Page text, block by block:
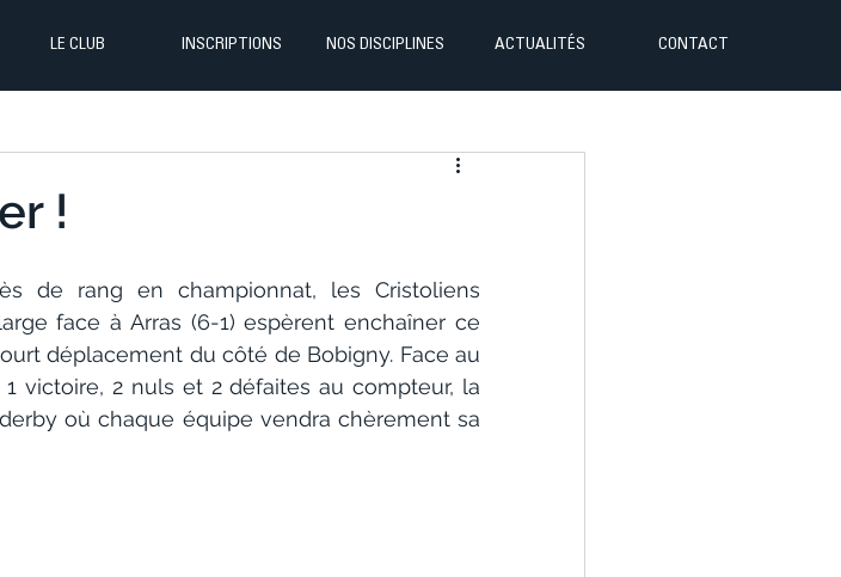
LE CLUB INSCRIPTIONS NOS DISCIPLINES ACTUALITÉS CONTACT
!
de rang en championnat, les Cristoliens
face à Arras (6-1) espèrent enchaîner ce
déplacement du côté de Bobigny. Face au
victoire, 2 nuls et 2 défaites au compteur, la
où chaque équipe vendra chèrement sa